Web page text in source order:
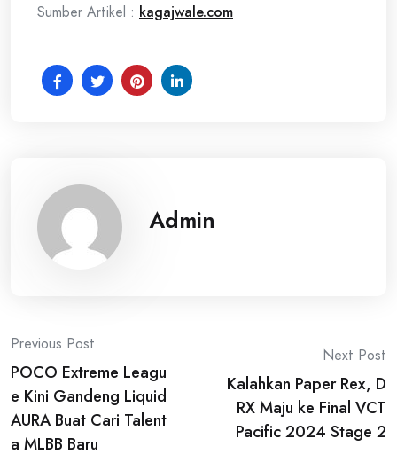
Sumber Artikel : kagajwale.com
Admin
Post
navigation
Previous Post
POCO Extreme Leagu
e Kini Gandeng Liquid
AURA Buat Cari Talent
a MLBB Baru
Next Post
Kalahkan Paper Rex, D
RX Maju ke Final VCT
Pacific 2024 Stage 2